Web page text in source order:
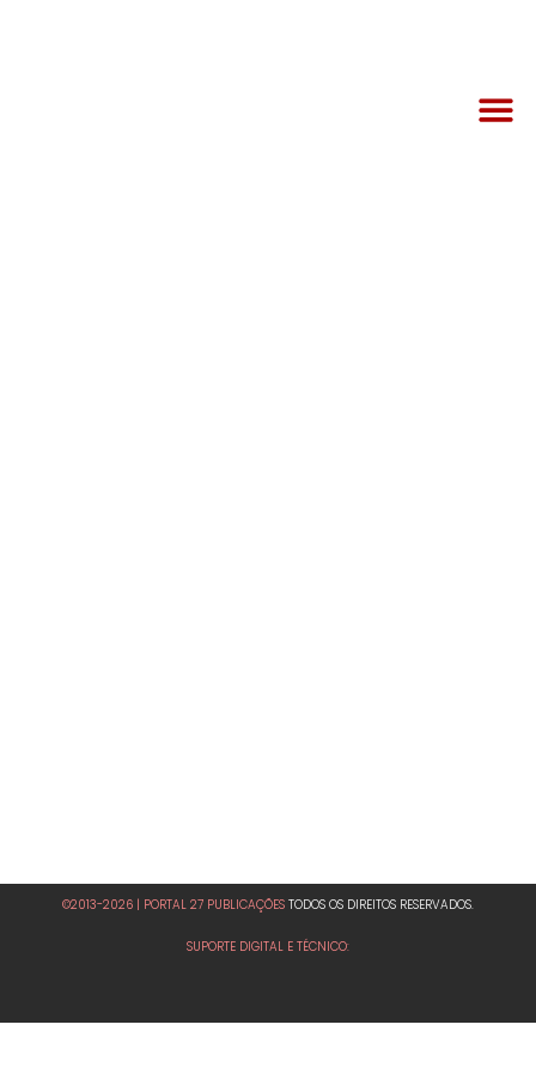
©2013-2026 | PORTAL 27 PUBLICAÇÕES TODOS OS DIREITOS RESERVADOS.
SUPORTE DIGITAL E TÉCNICO: